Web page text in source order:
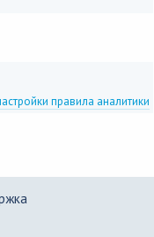
правила аналитики